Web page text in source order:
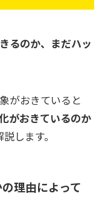
るのか、まだハッ
がおきていると
がおきているのか
します。
理由によって